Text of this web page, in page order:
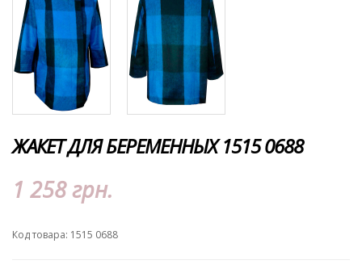
ЖАКЕТ ДЛЯ БЕРЕМЕННЫХ 1515 0688
1 258 грн.
Код товара: 1515 0688